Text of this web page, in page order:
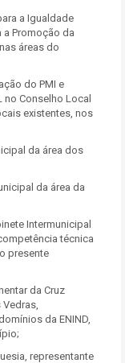
a Igualdade
a Promoção da
áreas do
do PMI e
Conselho Local
existentes, nos
da área dos
da área da
Intermunicipal
técnica
presente
da Cruz
da ENIND,
representante